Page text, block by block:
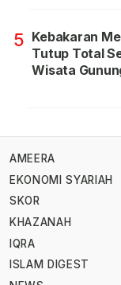
5 Kebakaran
Tutup Total
Wisata
AMEERA
EKONOMI SYARIAH
SKOR
KHAZANAH
IQRA
ISLAM DIGEST